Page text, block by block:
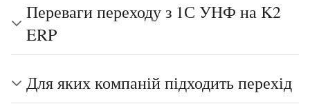
Переваги переходу з 1С УНФ на K2
ERP
Для яких компаній підходить перехід